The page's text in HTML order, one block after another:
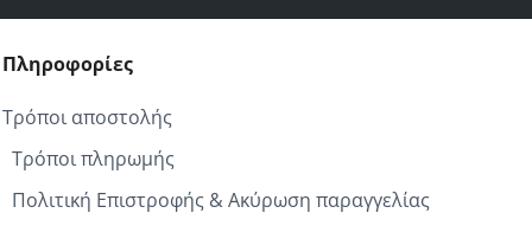
Πληροφορίες
Τρόποι αποστολής
Τρόποι πληρωμής
Πολιτική Επιστροφής & Ακύρωση παραγγελίας